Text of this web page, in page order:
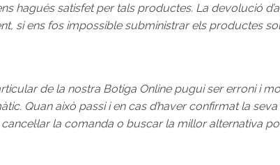
hagués satisfet per tals productes. La devolució
si ens fos impossible subministrar els productes
de la nostra Botiga Online pugui ser erroni i
Quan això passi i en cas d’haver confirmat la
la comanda o buscar la millor alternativa